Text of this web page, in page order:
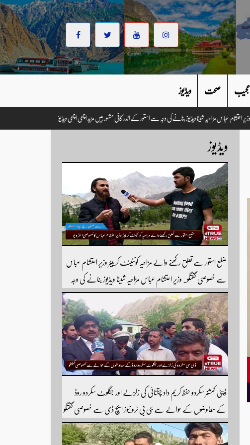
صحت ویڈیوز
گفتگو۔ وزیر احتشام عباس مزاحیہ شینا ویڈیوز بنانے کی وجہ سے استور کے اندر کافی مشہور ہیں مزید اچھی اچھی ویڈیوز
ویڈیوز
ضلع استور سے تعلق رکھنے والے مزاحیہ کونٹینٹ کرییٹر وزیر احتشام عباس
سے خصوصی گفتگو۔ وزیر احتشام عباس مزاحیہ شینا ویڈیوز بنانے کی وجہ
سے استور کے اندر کافی مشہور ہیں مزید اچھی اچھی ویڈیوز دیکھنے کے لئے
ہمارے یوٹیوب چینل کو سبسکرائب کریں
ڈپٹی کمشنر سکردو حفظ کریم داد چقتائی کی زلزلے اور جگلوٹ سکردو روڈ
کے معاوضوں کے حوالے سے جی بی ٹرو نیوز ایچ ڈی سے خصوصی گفتگو
رپورٹر شیر افضل روندو